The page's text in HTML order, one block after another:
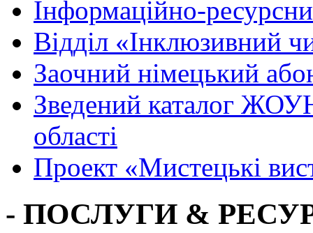
Інформаційно-
Вiддiл «Інклюзивний
Заочний німецький
Зведений каталог
області
Проект «Мистецькі
- ПОСЛУГИ &